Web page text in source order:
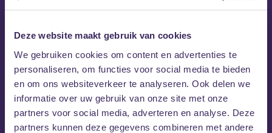
Deze website maakt gebruik van cookies
We gebruiken cookies om content en advertenties te
personaliseren, om functies voor social media te bieden
en om ons websiteverkeer te analyseren. Ook delen we
informatie over uw gebruik van onze site met onze
partners voor social media, adverteren en analyse. Deze
partners kunnen deze gegevens combineren met andere
** DRESSCODE: HOUSE PARTY films Kid en Play… **
LINK:https://www.youtube.com/watch?v=Fcv3v2JIj34
MEZZ tipt